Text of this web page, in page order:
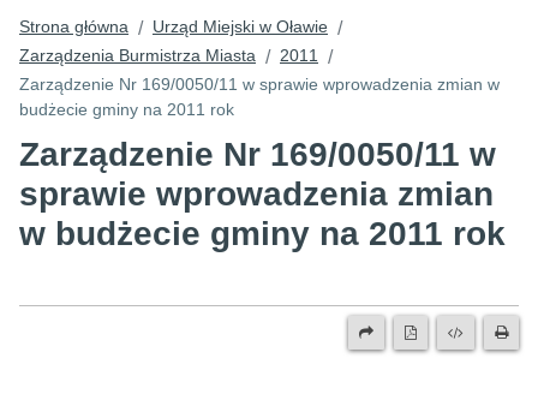
Strona główna / Urząd Miejski w Oławie /
Zarządzenia Burmistrza Miasta / 2011 /
Zarządzenie Nr 169/0050/11 w sprawie wprowadzenia zmian w
budżecie gminy na 2011 rok
Zarządzenie Nr 169/0050/11 w
sprawie wprowadzenia zmian
w budżecie gminy na 2011 rok